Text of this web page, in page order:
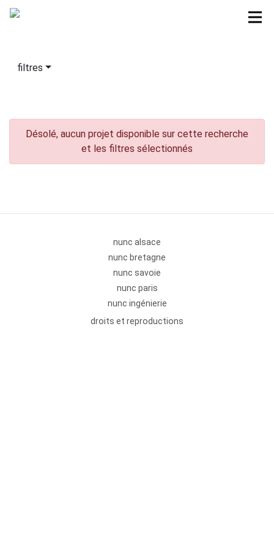
filtres
Désolé, aucun projet disponible sur cette recherche
et les filtres sélectionnés
nunc alsace
nunc bretagne
nunc savoie
nunc paris
nunc ingénierie
droits et reproductions